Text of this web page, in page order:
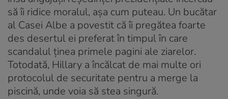
să îi ridice moralul, așa cum puteau. Un bucătar
al Casei Albe a povestit că îi pregătea foarte
des desertul ei preferat în timpul în care
scandalul ținea primele pagini ale ziarelor.
Totodată, Hillary a încălcat de mai multe ori
protocolul de securitate pentru a merge la
piscină, unde voia să stea singură.